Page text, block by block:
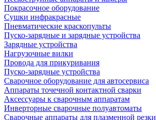
Покрасочное оборудование
Сушки инфракрасные
Пневматические краскопульты
Пуско-зарядные и зарядные устройства
Зарядные устройства
Нагрузочные вилки
Провода для прикуривания
Пуско-зарядные устройства
Сварочное оборудование для автосервиса
Аппараты точечной контактной сварки
Аксессуары к сварочным аппаратам
Инверторные сварочные полуавтоматы
Сварочные аппараты для плазменной резки